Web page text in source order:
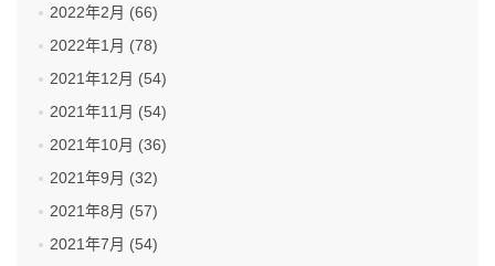
2022年2月 (66)
2022年1月 (78)
2021年12月 (54)
2021年11月 (54)
2021年10月 (36)
2021年9月 (32)
2021年8月 (57)
2021年7月 (54)